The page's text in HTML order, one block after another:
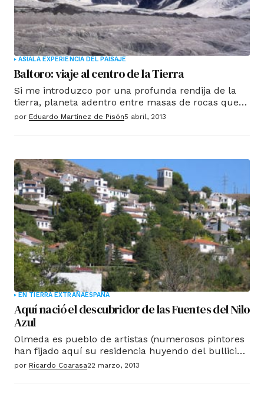
ASIALA EXPERIENCIA DEL PAISAJE
Baltoro: viaje al centro de la Tierra
Si me introduzco por una profunda rendija de la
tierra, planeta adentro entre masas de rocas que
casi me encierran miles de metros por encima de
por Eduardo Martínez de Pisón5 abril, 2013
EN TIERRA EXTRAÑAESPAÑA
Aquí nació el descubridor de las Fuentes del Nilo
Azul
Olmeda es pueblo de artistas (numerosos pintores
han fijado aquí su residencia huyendo del bullicio
de Madrid y buscando la serenidad que aviva el
por Ricardo Coarasa22 marzo, 2013